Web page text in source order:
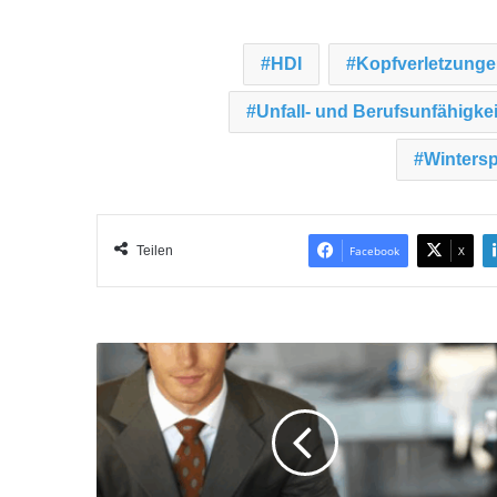
HDI
Unfall- und
Teilen Facebook X
ä
r